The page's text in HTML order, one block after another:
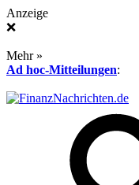
Anzeige
❌
Mehr »
Ad hoc-Mitteilungen: